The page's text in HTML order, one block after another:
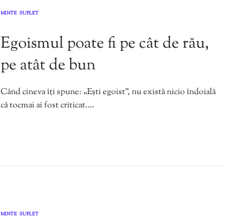
MINTE SUFLET
Egoismul poate fi pe cât de rău,
pe atât de bun
Când cineva îți spune: „Ești egoist”, nu există nicio îndoială
că tocmai ai fost criticat.…
MINTE SUFLET